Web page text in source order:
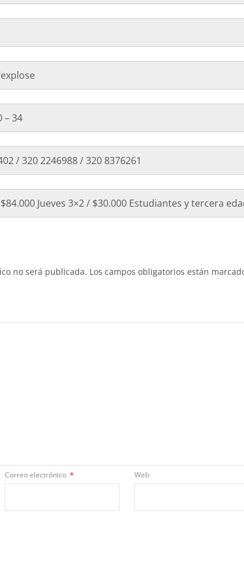
– 34
/ 320 2246988 / 320 8376261
Jueves 3×2 / $30.000 Estudiantes y tercera
no será publicada. Los campos obligatorios están
Correo electrónico * Web